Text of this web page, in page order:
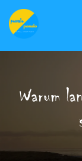
Warum